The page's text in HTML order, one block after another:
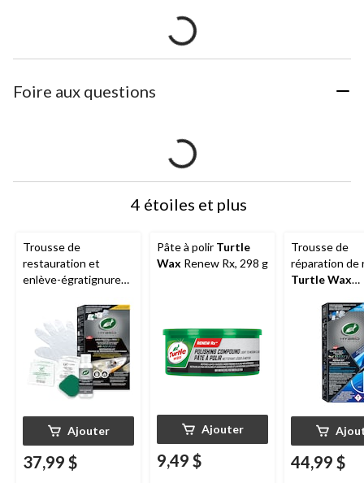
Foire aux questions
4 étoiles et plus
Trousse de
restauration et
enlève-égratignures
Turtle WaxHybrid
Solutions
Ajouter
37,99 $
Pâte à polir Turtle
Wax Renew Rx, 298 g
Ajouter
9,49 $
Trousse de
réparation de
Turtle Wax
surfaces
d'auto
44,99 $